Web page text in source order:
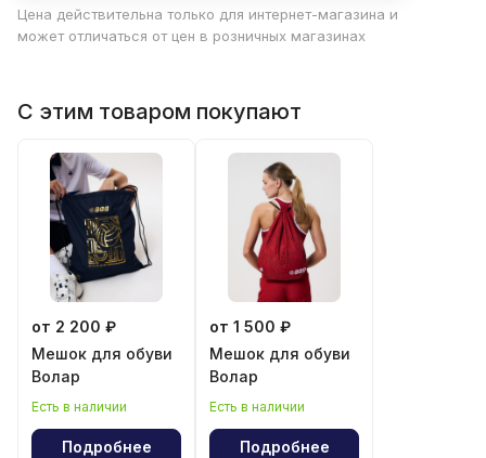
Цена действительна только для интернет-магазина и
может отличаться от цен в розничных магазинах
С этим товаром покупают
от 2 200 ₽
Мешок для обуви
Волар
Есть в наличии
Подробнее
от 1 500 ₽
Мешок для обуви
Волар
Есть в наличии
Подробнее